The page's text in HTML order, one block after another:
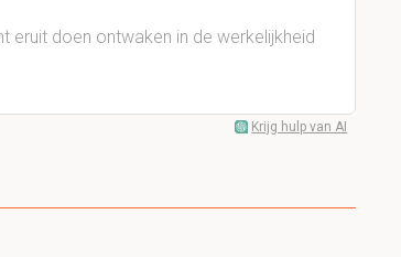
eruit doen ontwaken in de werkelijkheid
Krijg hulp van AI